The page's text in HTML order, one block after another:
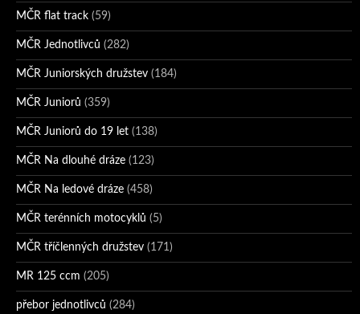
MČR flat track (59)
MČR Jednotlivců (282)
MČR Juniorských družstev (184)
MČR Juniorů (359)
MČR Juniorů do 19 let (138)
MČR Na dlouhé dráze (123)
MČR Na ledové dráze (458)
MČR terénních motocyklů (5)
MČR tříčlenných družstev (171)
MR 125 ccm (205)
přebor jednotlivců (284)